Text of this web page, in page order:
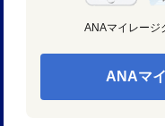
ANAマイレージ
ANAマ